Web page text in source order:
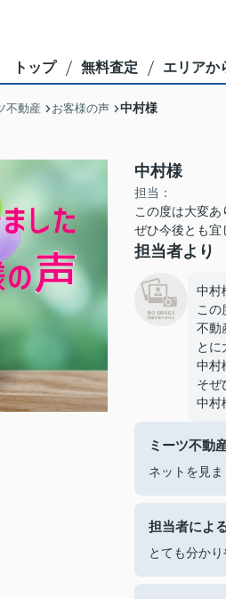
トップ 無料査定 エリアか
不動産 お客様の声 中村様
中村様
担当：
この度は大変あ
ぜひ今後とも宜
担当者より
中村
この
不動
とに
中村
そぜ
中村
ミーツ不動
ネットを見ま
担当者によ
とても分か